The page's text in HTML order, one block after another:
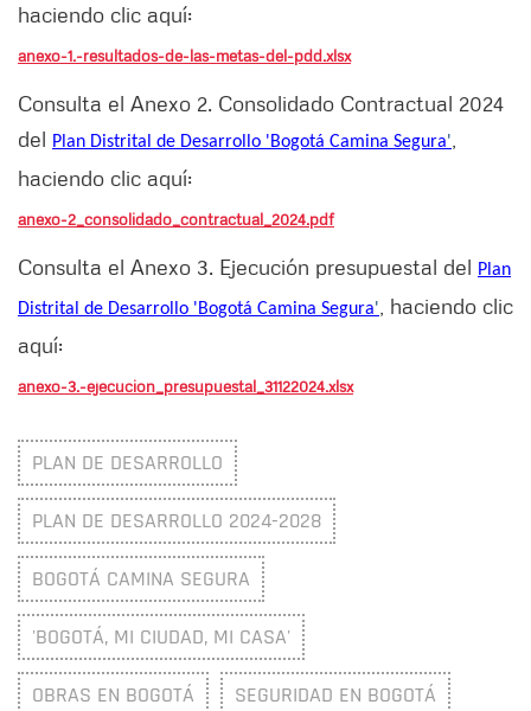
haciendo clic aquí:
anexo-1.-resultados-de-las-metas-del-pdd.xlsx
Consulta el Anexo 2. Consolidado Contractual 2024
del Plan Distrital de Desarrollo 'Bogotá Camina Segura'
haciendo clic aquí:
anexo-2_consolidado_contractual_2024.pdf
Consulta el Anexo 3. Ejecución presupuestal del Plan
Distrital de Desarrollo 'Bogotá Camina Segura'
, haciendo clic
aquí:
anexo-3.-ejecucion_presupuestal_31122024.xlsx
PLAN DE DESARROLLO
PLAN DE DESARROLLO 2024-2028
BOGOTÁ CAMINA SEGURA
'BOGOTÁ, MI CIUDAD, MI CASA'
OBRAS EN BOGOTÁ SEGURIDAD EN BOGOTÁ